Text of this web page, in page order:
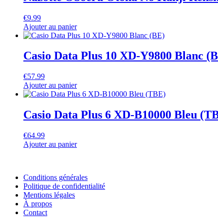
€9.99
Ajouter au panier
Casio Data Plus 10 XD-Y9800 Blanc
€57.99
Ajouter au panier
Casio Data Plus 6 XD-B10000 Bleu
€64.99
Ajouter au panier
Conditions générales
Politique de confidentialité
Mentions légales
À propos
Contact